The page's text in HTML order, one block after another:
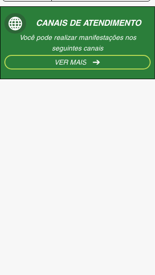
CANAIS DE ATENDIMENTO
Você pode realizar manifestações nos
seguintes canais
VER MAIS